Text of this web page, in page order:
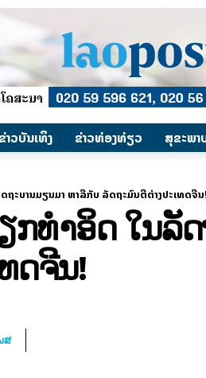
າວບັນເທິງ ​ຂ່າວທ່ອງທ່ຽວ ສຸຂະພ
ຖະບານມຽນມາ ຫາລືກັບ ລັດຖະມົນຕີຕ່າງປະເທດຈີນ!
ກທຳອິດ ໃນລັ
ດຈີນ!
ສ